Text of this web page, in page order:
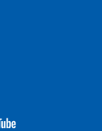
youtube-